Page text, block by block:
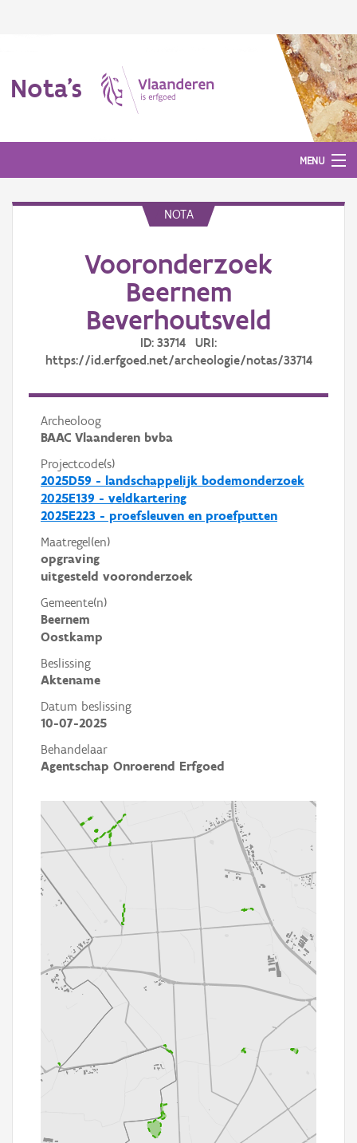
Nota's
MENU
NOTA
Vooronderzoek
Beernem
Beverhoutsveld
ID: 33714 URI:
https://id.erfgoed.net/archeologie/notas/33714
Archeoloog
BAAC Vlaanderen bvba
Projectcode(s)
2025D59 - landschappelijk bodemonderzoek
2025E139 - veldkartering
2025E223 - proefsleuven en proefputten
Maatregel(en)
opgraving
uitgesteld vooronderzoek
Gemeente(n)
Beernem
Oostkamp
Beslissing
Aktename
Datum beslissing
10-07-2025
Behandelaar
Agentschap Onroerend Erfgoed